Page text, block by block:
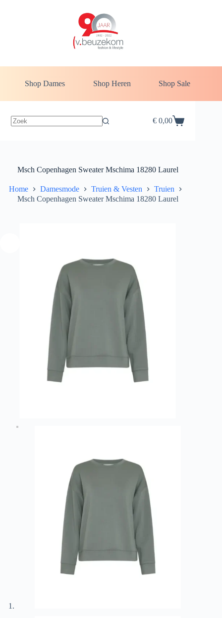
Shop Dames Shop Heren Shop Sale
Winkelwagen
€0,00
Msch Copenhagen Sweater Mschima 18280 Laurel
Home Damesmode Truien & Vesten
Truien
Msch Copenhagen Sweater Mschima 18280 Laurel